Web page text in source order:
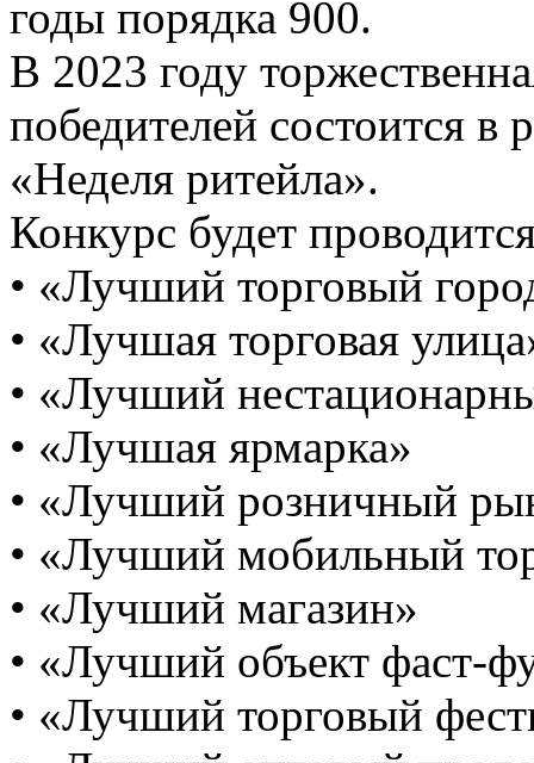
годы порядка 900.
В 2023 году
победителей состоится в
«Неделя ритейла».
Конкурс будет
• «Лучший торговый
• «Лучшая торговая
• «Лучший
• «Лучшая ярмарка»
• «Лучший розничный
• «Лучший мобильный
• «Лучший магазин»
• «Лучший объект фаст-
• «Лучший торговый